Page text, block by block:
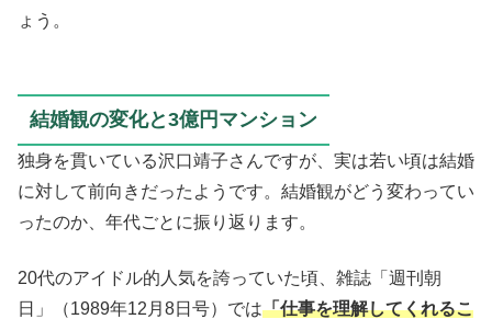
ょう。
結婚観の変化と3億円マンション
独身を貫いている沢口靖子さんですが、実は若い頃は結婚
に対して前向きだったようです。結婚観がどう変わってい
ったのか、年代ごとに振り返ります。
20代のアイドル的人気を誇っていた頃、雑誌「週刊朝
日」（1989年12月8日号）では「仕事を理解してくれるこ